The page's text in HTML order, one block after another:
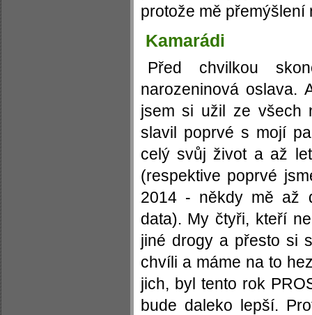
protože mě přemýšlení
Kamarádi
Před chvilkou
narozeninová oslava.
jsem si užil ze všech
slavil poprvé s mojí
celý svůj život a až
(respektive poprvé
2014 - někdy mě až
data). My čtyři, kteří
jiné drogy a přesto si
chvíli a máme na to
jich, byl tento rok
bude daleko lepší.